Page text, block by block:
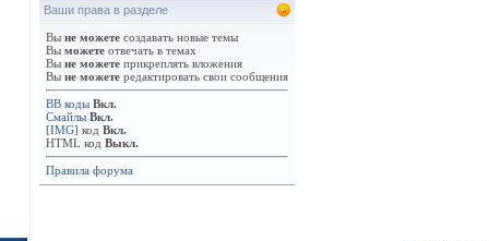
Ваши права в разделе
Вы не можете создавать новые темы
Вы можете отвечать в темах
Вы не можете прикреплять вложения
Вы не можете редактировать свои сообщения
BB коды Вкл.
Смайлы Вкл.
[IMG] код Вкл.
HTML код Выкл.
Правила форума